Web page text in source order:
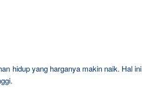
hidup yang harganya makin naik. Hal ini